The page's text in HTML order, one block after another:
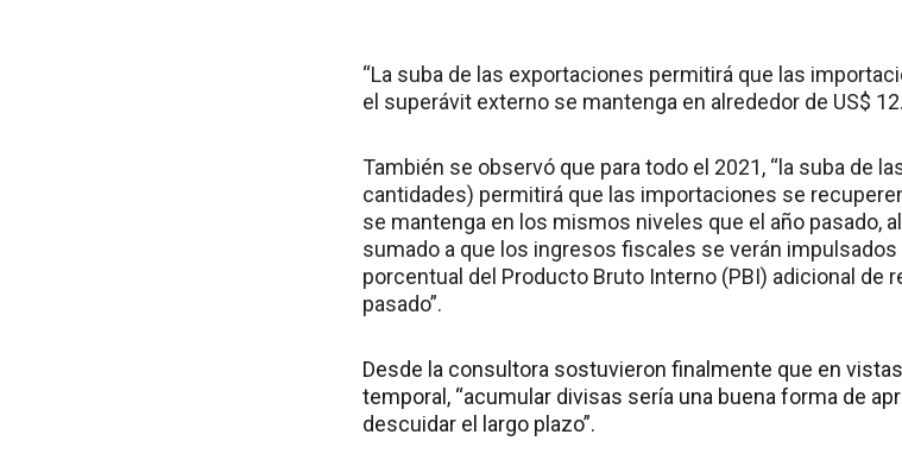
“La suba de las exportaciones permitirá que las
el superávit externo se mantenga en alrededor de US$
También se observó que para todo el 2021, “la suba de
cantidades) permitirá que las importaciones se
se mantenga en los mismos niveles que el año pasado,
sumado a que los ingresos fiscales se verán
porcentual del Producto Bruto Interno (PBI) adicional de
pasado”.
Desde la consultora sostuvieron finalmente que en
temporal, “acumular divisas sería una buena forma de
descuidar el largo plazo”.